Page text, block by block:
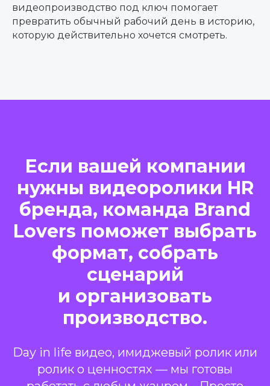
видеопроизводство под ключ помогает
превратить обычный рабочий день в историю,
которую действительно хочется смотреть.
Если вашей компании
нужны видеоролики HR
бренда, команда Brand
Lovers поможет выбрать
формат, собрать
сценарий
и организовать
производство.
Day in life видео, имиджевый ролик или
ролик о ценностях — мы готовы